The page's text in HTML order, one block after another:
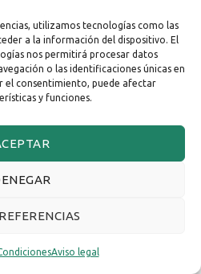
utilizamos tecnologías como las
a la información del dispositivo. El
nos permitirá procesar datos
o las identificaciones únicas en
el consentimiento, puede afectar
y funciones.
Aviso legal